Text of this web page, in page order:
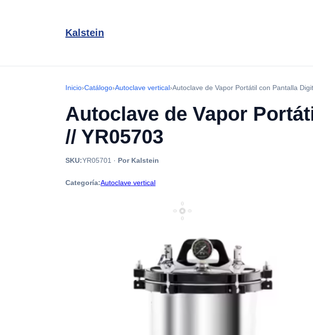
Kalstein
Inicio›Catálogo›Autoclave vertical›Autoclave de Vapor Portátil con Pantalla
Autoclave de Vapor
// YR05703
SKU:YR05701 · Por Kalstein
Categoría:Autoclave vertical